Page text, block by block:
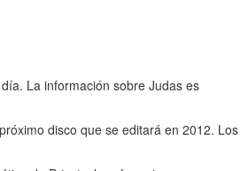
La información sobre Judas es
disco que se editará en 2012. Los